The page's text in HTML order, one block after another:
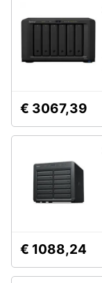
€ 3067,39
€ 1088,24